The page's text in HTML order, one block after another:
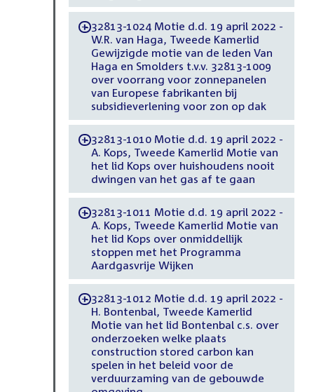
-32813-1024 Motie d.d. 19 april 2022 -
W.R. van Haga, Tweede Kamerlid
Gewijzigde motie van de leden Van
Haga en Smolders t.v.v. 32813-1009
over voorrang voor zonnepanelen
van Europese fabrikanten bij
subsidieverlening voor zon op dak
-32813-1010 Motie d.d. 19 april 2022 -
A. Kops, Tweede Kamerlid Motie van
het lid Kops over huishoudens nooit
dwingen van het gas af te gaan
-32813-1011 Motie d.d. 19 april 2022 -
A. Kops, Tweede Kamerlid Motie van
het lid Kops over onmiddellijk
stoppen met het Programma
Aardgasvrije Wijken
-32813-1012 Motie d.d. 19 april 2022 -
H. Bontenbal, Tweede Kamerlid
Motie van het lid Bontenbal c.s. over
onderzoeken welke plaats
construction stored carbon kan
spelen in het beleid voor de
verduurzaming van de gebouwde